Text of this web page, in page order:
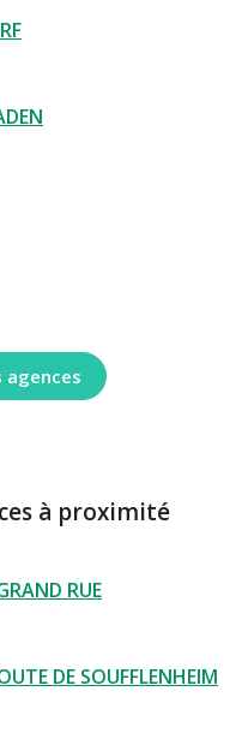
à proximité
RUE
DE SOUFFLENHEIM